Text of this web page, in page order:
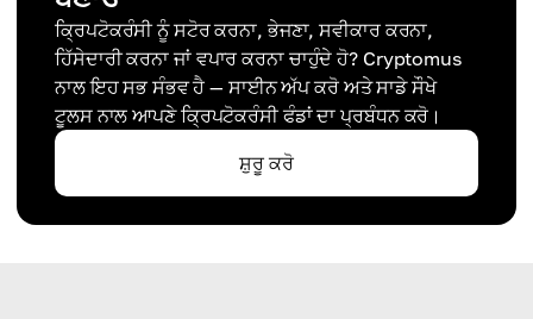
ਕ੍ਰਿਪਟੋਕਰੰਸੀ ਨੂੰ ਸਟੋਰ ਕਰਨਾ, ਭੇਜਣਾ, ਸਵੀਕਾਰ ਕਰਨਾ,
ਹਿੱਸੇਦਾਰੀ ਕਰਨਾ ਜਾਂ ਵਪਾਰ ਕਰਨਾ ਚਾਹੁੰਦੇ ਹੋ? Cryptomus
ਨਾਲ ਇਹ ਸਭ ਸੰਭਵ ਹੈ — ਸਾਈਨ ਅੱਪ ਕਰੋ ਅਤੇ ਸਾਡੇ ਸੌਖੇ
ਟੂਲਸ ਨਾਲ ਆਪਣੇ ਕ੍ਰਿਪਟੋਕਰੰਸੀ ਫੰਡਾਂ ਦਾ ਪ੍ਰਬੰਧਨ ਕਰੋ।
ਸ਼ੁਰੂ ਕਰੋ